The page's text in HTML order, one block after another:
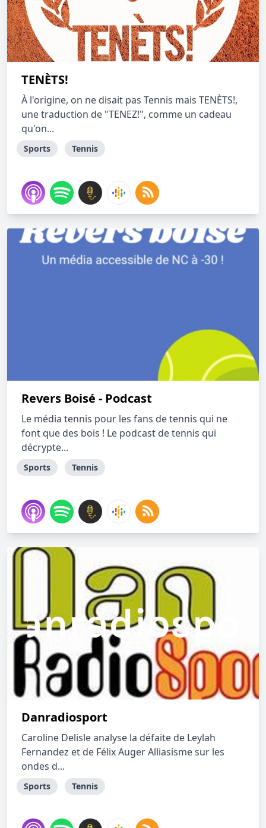
TENÈTS!
À l'origine, on ne disait pas Tennis mais TENÈTS!,
une traduction de "TENEZ!", comme un cadeau
qu'on...
Sports Tennis
Revers Boisé - Podcast
Le média tennis pour les fans de tennis qui ne
font que des bois ! Le podcast de tennis qui
décrypte...
Sports Tennis
Danradiosport
Caroline Delisle analyse la défaite de Leylah
Fernandez et de Félix Auger Alliasisme sur les
ondes d...
Sports Tennis